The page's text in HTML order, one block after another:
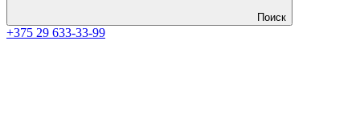
Поиск
+375 29 633-33-99